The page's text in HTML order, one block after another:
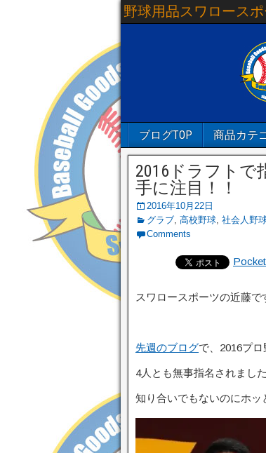
野球用品スワロース
ブログTOP 商品カテ
2016ドラフトで
手に注目！！
2016年10月22日
グラブ, 高校野球, 社会人野
Comments
Pocket
スワロースポーツの近藤で
先週のブログで、2016プ
4人とも無事指名されまし
知り合いでもないのにホッ